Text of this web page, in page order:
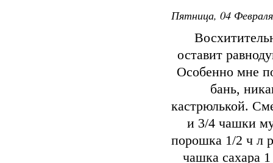
Пятница, 04
оставит
Особенно мне
бань,
кастрюлькой.
и 3/4 чашки
порошка 1/2 ч л
чашка сахара